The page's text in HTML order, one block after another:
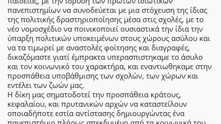
πανεπιστημίων να συνοδεύεται με μια στόχευση της ίδιας
της πολιτικής δραστηριοποίησης μέσα στις σχολές, με το
νέο νομοσχέδιο να ποινικοποιεί ουσιαστικά την ίδια την
ύπαρξη πολιτικών υποκειμένων στους χώρους ασύλου και
να τα τιμωρεί με αναστολές φοίτησης και διαγραφές,
δικαζόμαστε γιατί έμπρακτα υπερασπιστηκαμε το άσυλο
και τον κοινωνικό του χαρακτήρα, και εναντιωθηκαμε στην
προσπάθεια υποβάθμισης των σχολών, των χώρων και
εντέλει των ζωών μας.
Η δίκη μας σηματοδοτεί την προσπάθεια κράτους,
κεφαλαίου, και πρυτανικών αρχών να καταστείλουν
οποιαδήποτε εστία αντίστασης δημιουργώντας ένα